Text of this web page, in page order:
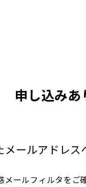
申し込みあ
ールアドレス
メールフィルタを